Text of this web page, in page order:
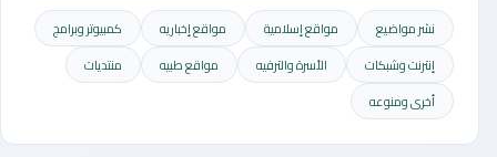
نشر مواضيع مواقع إسلامية مواقع إخباريه
كمبيوتر وبرامج
إنترنت وشبكات
الأسرة والترفيه مواقع طبيه
منتديات
أخرى ومنوعه